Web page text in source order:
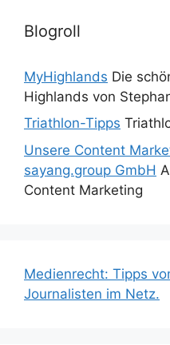
Blogroll
MyHighlands Die
Highlands von
Triathlon-Tipps
Unsere Content
sayang.group GmbH
Content Marketing
Medienrecht: Tipps
Journalisten im Netz.